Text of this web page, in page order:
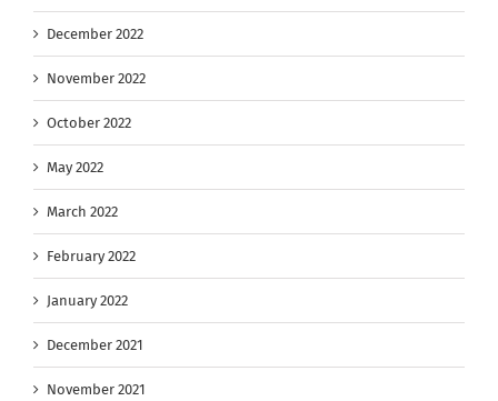
December 2022
November 2022
October 2022
May 2022
March 2022
February 2022
January 2022
December 2021
November 2021